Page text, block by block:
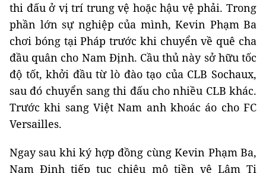
thi đấu ở vị trí trung vệ hoặc hậu vệ phải. Trong
phần lớn sự nghiệp của mình, Kevin Phạm Ba
chơi bóng tại Pháp trước khi chuyển về quê cha
đầu quân cho Nam Định. Cầu thủ này sở hữu tốc
độ tốt, khởi đầu từ lò đào tạo của CLB Sochaux,
sau đó chuyển sang thi đấu cho nhiều CLB khác.
Trước khi sang Việt Nam anh khoác áo cho FC
Versailles.
Ngay sau khi ký hợp đồng cùng Kevin Phạm Ba,
Nam Định tiếp tục chiêu mộ tiền vệ Lâm Ti